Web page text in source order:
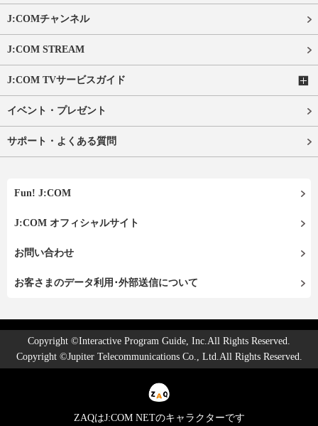
J:COMチャンネル
J:COM STREAM
J:COM TVサービスガイド
イベント・プレゼント
サポート・よくある質問
Fun! J:COM
J:COM オフィシャルサイト
お問い合わせ
お客さまのデータ利用･外部送信について
Copyright ©Interactive Program Guide, Inc.All Rights Reserved.
Copyright ©Jupiter Telecommunications Co., Ltd.All Rights Reserved.
ZAQはJ:COM NETのキャラクターです